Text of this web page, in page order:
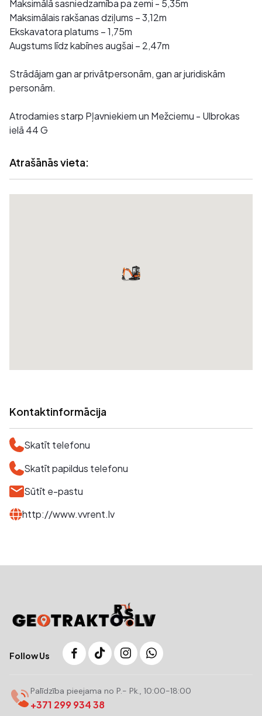
Maksimālā sasniedzamība pa zemi - 5,35m
Maksimālais rakšanas dziļums – 3,12m
Ekskavatora platums – 1,75m
Augstums līdz kabīnes augšai – 2,47m
Strādājam gan ar privātpersonām, gan ar juridiskām
personām.
Atrodamies starp Pļavniekiem un Mežciemu - Ulbrokas
ielā 44 G
Atrašānās vieta:
Kontaktinformācija
Skatīt telefonu
Skatīt papildus telefonu
Sūtīt e-pastu
http://www.vvrent.lv
Follow Us
Palīdzība pieejama no P.- Pk., 10:00-18:00
+371 299 934 38